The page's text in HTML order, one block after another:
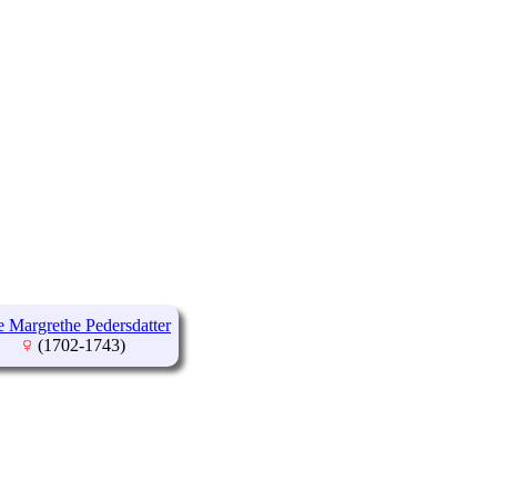
Margrethe Pedersdatter
(1702-1743)